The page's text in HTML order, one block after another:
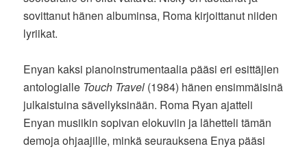
sovittanut hänen albuminsa, Roma kirjoittanut niiden
lyriikat.
Enyan kaksi pianoinstrumentaalia pääsi eri esittäjien
antologialle Touch Travel (1984) hänen ensimmäisinä
julkaistuina sävellyksinään. Roma Ryan ajatteli
Enyan musiikin sopivan elokuviin ja lähetteli tämän
demoja ohjaajille, minkä seurauksena Enya pääsi